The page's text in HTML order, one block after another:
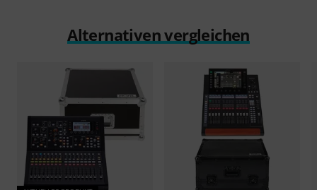
Alternativen vergleichen